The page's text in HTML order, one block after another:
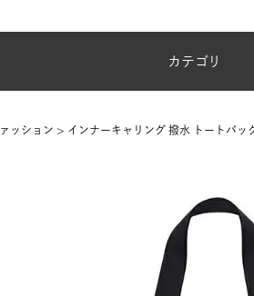
カテゴリ
ッション インナーキャリング 撥水 トートバッ